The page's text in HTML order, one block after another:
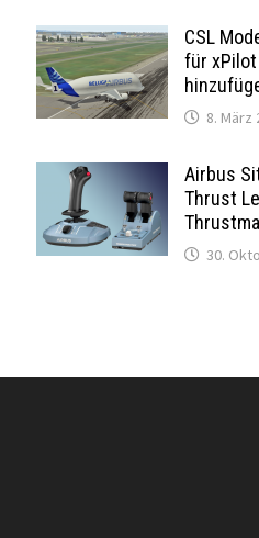
CSL
für xPilot
8. März
Airbus
Thrust
30.